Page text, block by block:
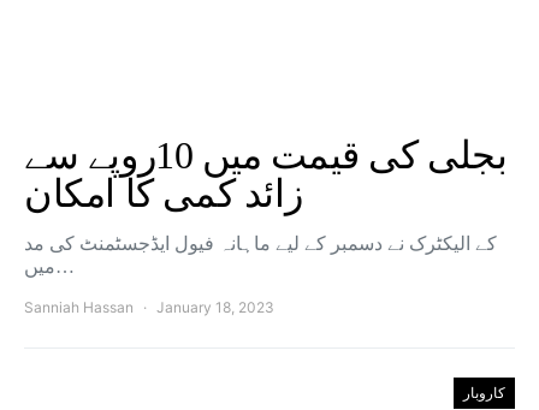
بجلی کی قیمت میں 10روپے سے
زائد کمی کا امکان
کے الیکٹرک نے دسمبر کے لیے ماہانہ فیول ایڈجسٹمنٹ کی مد
میں…
Sanniah Hassan January 18, 2023
کاروبار